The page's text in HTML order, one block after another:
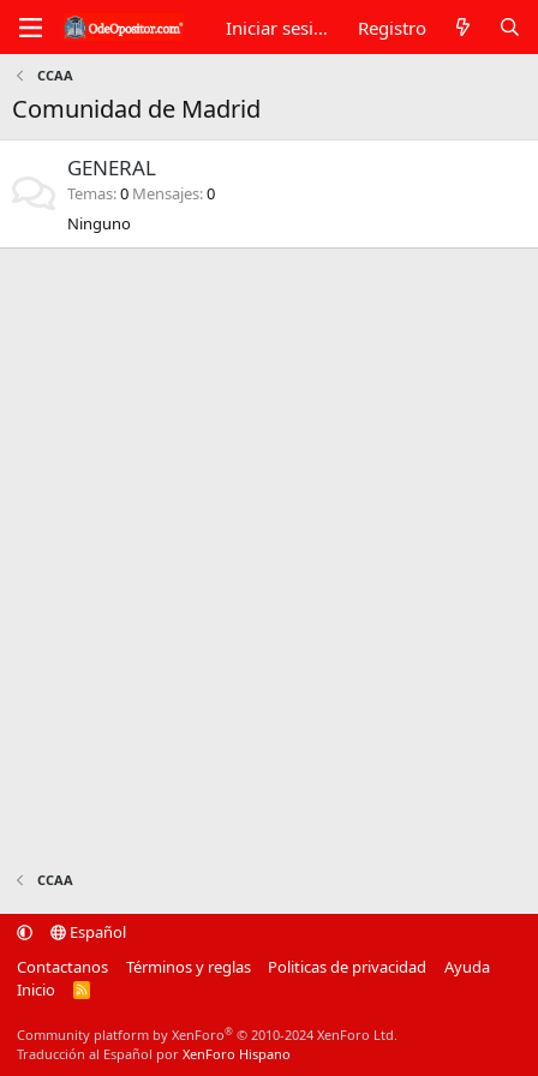
Iniciar sesión Registro
CCAA
Comunidad de Madrid
GENERAL
Temas 0 Mensajes 0
Ninguno
CCAA
Español
Contactanos
Términos y reglas Politicas de privacidad
Ayuda
Inicio
R
Community platform by XenForo® © 2010-2024 XenForo Ltd.
Traducción al Español por XenForo Hispano